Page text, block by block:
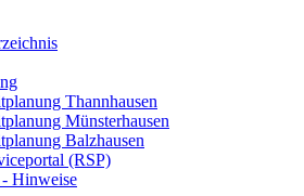
Thannhausen
Münsterhausen
Balzhausen
(RSP)
Hinweise